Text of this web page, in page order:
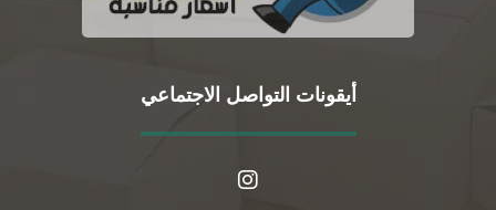
أيقونات التواصل الاجتماعي